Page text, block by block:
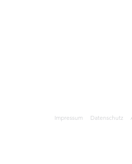
Impressum Datenschutz